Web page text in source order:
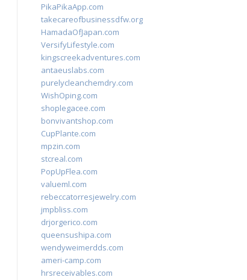
PikaPikaApp.com
takecareofbusinessdfw.org
HamadaOfJapan.com
VersifyLifestyle.com
kingscreekadventures.com
antaeuslabs.com
purelycleanchemdry.com
WishOping.com
shoplegacee.com
bonvivantshop.com
CupPlante.com
mpzin.com
stcreal.com
PopUpFlea.com
valueml.com
rebeccatorresjewelry.com
jmpbliss.com
drjorgerico.com
queensushipa.com
wendyweimerdds.com
ameri-camp.com
hrsreceivables.com